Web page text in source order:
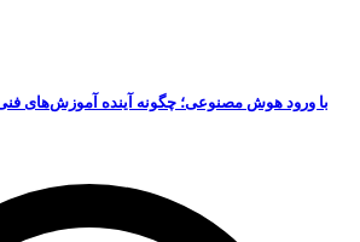
با ورود هوش مصنوعی؛ چگونه آینده آموزش‌های